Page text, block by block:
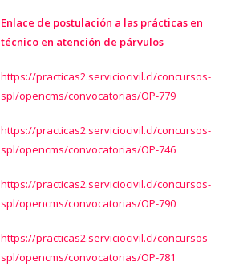
Enlace de postulación a las prácticas en
técnico en atención de párvulos
https://practicas2.serviciocivil.cl/concursos-
spl/opencms/convocatorias/OP-779
https://practicas2.serviciocivil.cl/concursos-
spl/opencms/convocatorias/OP-746
https://practicas2.serviciocivil.cl/concursos-
spl/opencms/convocatorias/OP-790
https://practicas2.serviciocivil.cl/concursos-
spl/opencms/convocatorias/OP-781